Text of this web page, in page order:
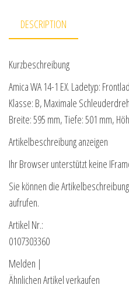
DESCRIPTION
Kurzbeschreibung
Amica WA 14-1 EX. Ladetyp:
Klasse: B, Maximale
Breite: 595 mm, Tiefe: 501 mm,
Artikelbeschreibung anzeigen
Ihr Browser unterstützt keine
Sie können die
aufrufen.
Artikel Nr.:
0107303360
Melden |
Ähnlichen Artikel verkaufen